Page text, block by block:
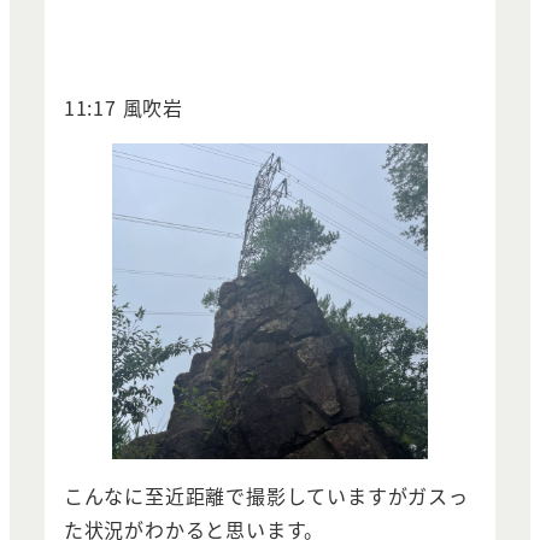
11:17 風吹岩
こんなに至近距離で撮影していますがガスっ
た状況がわかると思います。